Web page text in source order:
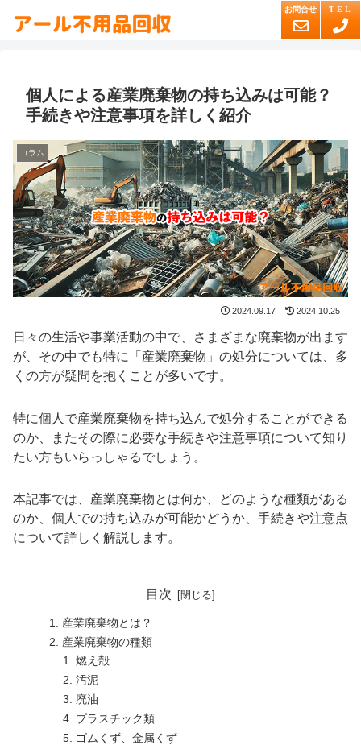
個人による産業廃棄物の持ち込みは可能？
手続きや注意事項を詳しく紹介
コラム
2024.09.17 2024.10.25
日々の生活や事業活動の中で、さまざまな廃棄物が出ます
が、その中でも特に「産業廃棄物」の処分については、多
くの方が疑問を抱くことが多いです。
特に個人で産業廃棄物を持ち込んで処分することができる
のか、またその際に必要な手続きや注意事項について知り
たい方もいらっしゃるでしょう。
本記事では、産業廃棄物とは何か、どのような種類がある
のか、個人での持ち込みが可能かどうか、手続きや注意点
について詳しく解説します。
目次
産業廃棄物とは？
産業廃棄物の種類
燃え殻
汚泥
廃油
プラスチック類
ゴムくず、金属くず